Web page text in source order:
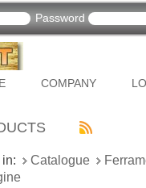
Password
COMPANY
Catalogue